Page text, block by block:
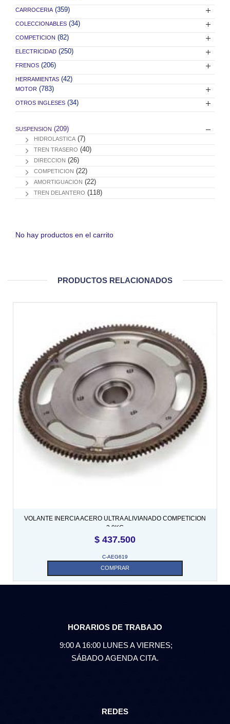
CARROCERIA (359)
COLECCIONABLES (34)
COMPETICION (82)
ELECTRICIDAD (250)
FRENOS (206)
HERRAMIENTAS (42)
MOTOR (783)
OTROS INGLESES (34)
SUSPENSION (209)
HIDROLASTICA (7)
TREN TRASERO (40)
DIRECCION (26)
COMPETICION (22)
AMORTIGUACION (22)
TREN DELANTERO (118)
No hay productos en el carrito
PRODUCTOS RELACIONADOS
VOLANTE INERCIA ACERO ULTRA ALIVIANADO COMPETICION
3.8KG
$ 437.500
C-AEG619
COMPRAR
HORARIOS DE TRABAJO
9:00 A 16:00 LUNES A VIERNES;
SÁBADO AGENDA CITA.
REDES